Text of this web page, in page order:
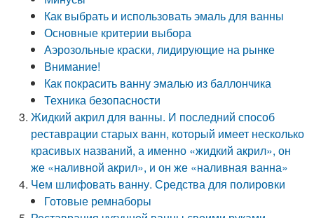
Как выбрать и использовать эмаль для ванны
Основные критерии выбора
Аэрозольные краски, лидирующие на рынке
Внимание!
Как покрасить ванну эмалью из баллончика
Техника безопасности
Жидкий акрил для ванны. И последний способ
реставрации старых ванн, который имеет несколько
красивых названий, а именно «жидкий акрил», он
же «наливной акрил», и он же «наливная ванна»
Чем шлифовать ванну. Средства для полировки
Готовые ремнаборы